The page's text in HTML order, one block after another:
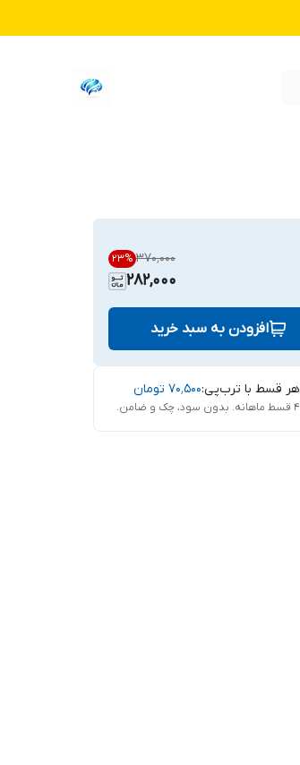
۳۷۰٬۰۰۰ 23%
282,000
افزودن به سبد خرید
هر قسط با ترب‌پی:۷۰٬۵۰۰ تومان
۴ قسط ماهانه. بدون سود، چک و ضامن.